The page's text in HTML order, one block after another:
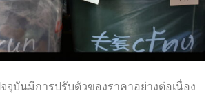
จุบันมีการปรับตัวของราคาอย่างต่อเนื่อง